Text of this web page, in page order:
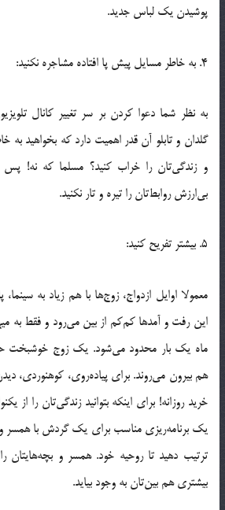
پوشيدن يک لباس جديد.
4. به خاطر مسايل پيش پا افتاده مشاجره نکنيد:
به نظر شما دعوا کردن بر سر تغيير کانال
گلدان و تابلو آن قدر اهميت دارد که بخواهيد به
و زندگي‌تان را خراب کنيد؟ مسلما که نه!
بي‌ارزش روابط‌تان را تيره و تار نکنيد.
5. بيشتر تفريح کنيد:
معمولا اوايل ازدواج، زوج‌ها با هم زياد به
اين رفت و آمدها کم‌کم از بين مي‌رود و فقط به
ماه يک بار محدود مي‌شود. يک زوج خوشبخت
هم بيرون مي‌روند. براي پياده‌روي، کوهنوردي،
خريد روزانه! براي اينکه بتوانيد زندگي‌تان را از
يک برنامه‌ريزي مناسب براي يک گردش با همسر و
ترتيب دهيد تا روحيه خود. همسر و بچه‌هايتان
بيشتري هم بين‌تان به وجود بيايد.